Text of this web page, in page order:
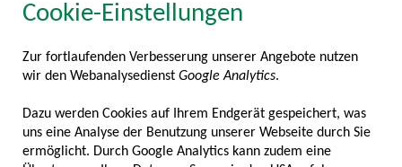
Cookie-Einstellungen
Zur fortlaufenden Verbesserung unserer Angebote nutzen
wir den Webanalysedienst Google Analytics.
Dazu werden Cookies auf Ihrem Endgerät gespeichert, was
uns eine Analyse der Benutzung unserer Webseite durch Sie
ermöglicht. Durch Google Analytics kann zudem eine